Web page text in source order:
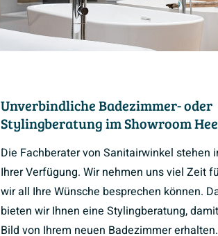
Unverbindliche Badezimmer- oder
Stylingberatung im Showroom
Die Fachberater von Sanitairwinkel stehen
Ihrer Verfügung. Wir nehmen uns viel Zeit
wir all Ihre Wünsche besprechen können.
bieten wir Ihnen eine Stylingberatung,
Bild von Ihrem neuen Badezimmer